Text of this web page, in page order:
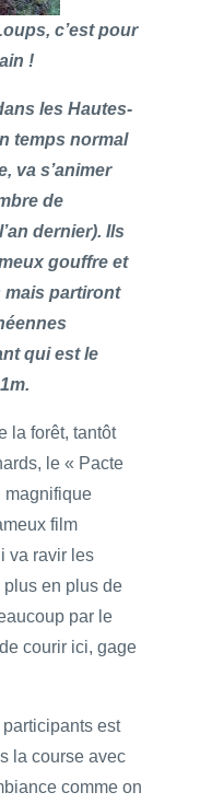
c’est pour
!
les Hautes-
temps normal
va s’animer
de
dernier). Ils
gouffre et
mais partiront
qui est le
la forêt, tantôt
le « Pacte
magnifique
film
va ravir les
en plus de
par le
courir ici, gage
participants est
la course avec
comme on